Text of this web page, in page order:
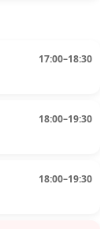
17:00–18:30
18:00–19:30
18:00–19:30